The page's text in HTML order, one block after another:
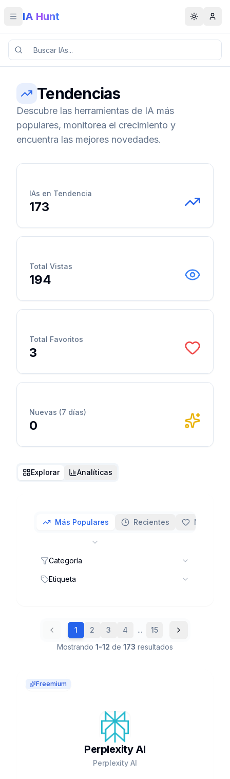
Toggle menu
IA Hunt Toggle
Tendencias
Descubre las herramientas de IA más
populares, monitorea el crecimiento y
encuentra las mejores novedades.
IAs en Tendencia
173
Total Vistas
194
Total Favoritos
3
Nuevas (7 días)
0
Explorar Analíticas
Más Populares Recientes Más
Categoría
Etiqueta
Mostrando 1-12 de 173 resultados
1 2 3 4 ... 15
Freemium
Perplexity AI
Perplexity AI